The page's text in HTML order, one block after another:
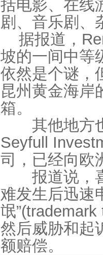
括电影、在线
剧、音乐剧、
据报道，
坡的一间中等
依然是个谜，
昆州黄金海岸
箱。
其他地方也
Seyfull
司，已经向欧
报道说，喜
难发生后迅速
氓
然后威胁和起
额赔偿。